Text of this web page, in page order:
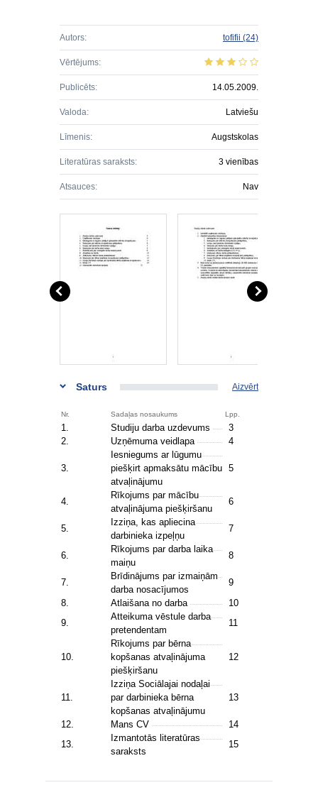
Autors: tofifii (24)
Vērtējums:
Publicēts: 14.05.2009.
Valoda: Latviešu
Līmenis: Augstskolas
Literatūras saraksts: 3 vienības
Atsauces: Nav
Saturs Aizvērt
Nr. Sadaļas nosaukums Lpp.
1. Studiju darba uzdevums
3
2.
Uzņēmuma veidlapa 4
3.
Iesniegums ar lūgumu
piešķirt apmaksātu mācību
atvaļinājumu
5
4.
Rīkojums par mācību
atvaļinājuma piešķiršanu
6
5.
Izziņa, kas apliecina
darbinieka izpeļņu
7
6.
Rīkojums par darba laika
maiņu
8
7.
Brīdinājums par izmaiņām
darba nosacījumos
9
8.
Atlaišana no darba
10
9.
Atteikuma vēstule darba
pretendentam
11
10.
Rīkojums par bērna
kopšanas atvaļinājuma
piešķiršanu
12
11.
Izziņa Sociālajai nodaļai
par darbinieka bērna
kopšanas atvaļinājumu
13
12. Mans CV
14
13.
Izmantotās literatūras
saraksts
15